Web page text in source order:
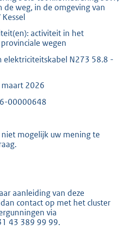
de weg, in de omgeving van
activiteit in het
wegen
elektriciteitskabel N273 58.8 -
2026
00000648
mogelijk uw mening te
aanleiding van deze
contact op met het cluster
via
43 389 99 99.